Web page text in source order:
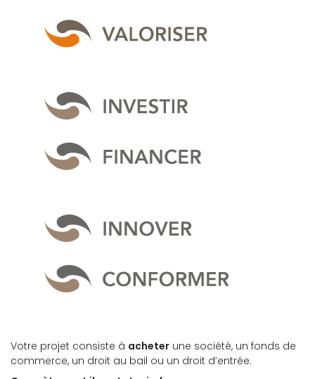
Votre projet consiste à acheter une société, un fonds de
commerce, un droit au bail ou un droit d’entrée.